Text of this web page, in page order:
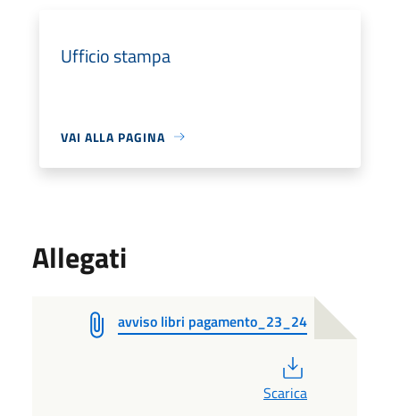
Ufficio stampa
VAI ALLA PAGINA
Allegati
avviso libri pagamento_23_24
Scarica